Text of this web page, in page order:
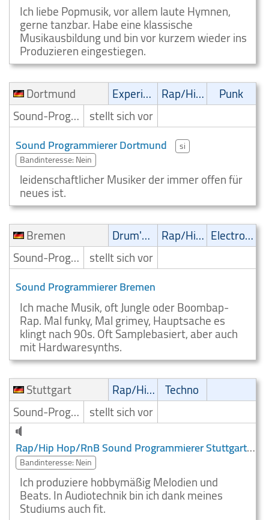
Ich liebe Popmusik, vor allem laute Hymnen,
gerne tanzbar. Habe eine klassische
Musikausbildung und bin vor kurzem wieder ins
Produzieren eingestiegen.
Dortmund
Experimental Rap/Hip-Hop/RnB
Punk
Sound-Programmierer stellt sich vor
Sound Programmierer Dortmund
si
Bandinteresse: Nein
leidenschaftlicher Musiker der immer offen für
neues ist.
Bremen
Drum'n' Bass Rap/Hip-Hop/RnB
Electronic
Sound-Programmierer stellt sich vor
Sound Programmierer Bremen
Ich mache Musik, oft Jungle oder Boombap-
Rap. Mal funky, Mal grimey, Hauptsache es
klingt nach 90s. Oft Samplebasiert, aber auch
mit Hardwaresynths.
Stuttgart
Rap/Hip-Hop/RnB Techno
Sound-Programmierer stellt sich vor
Rap/Hip Hop/RnB Sound Programmierer Stuttgart
Bandinteresse: Nein
Ich produziere hobbymäßig Melodien und
Beats. In Audiotechnik bin ich dank meines
Studiums auch fit.